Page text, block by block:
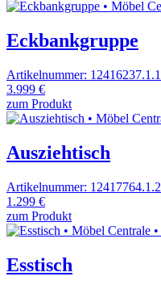
Eckbankgruppe
Artikelnummer: 12416237.1.1
3.999 €
zum Produkt
Ausziehtisch
Artikelnummer: 12417764.1.2
1.299 €
zum Produkt
Esstisch